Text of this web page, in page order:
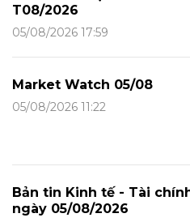
T08/2026
05/08/2026 17:59
Market Watch 05/08
05/08/2026 11:22
Bản tin Kinh tế - Tài
ngày 05/08/2026